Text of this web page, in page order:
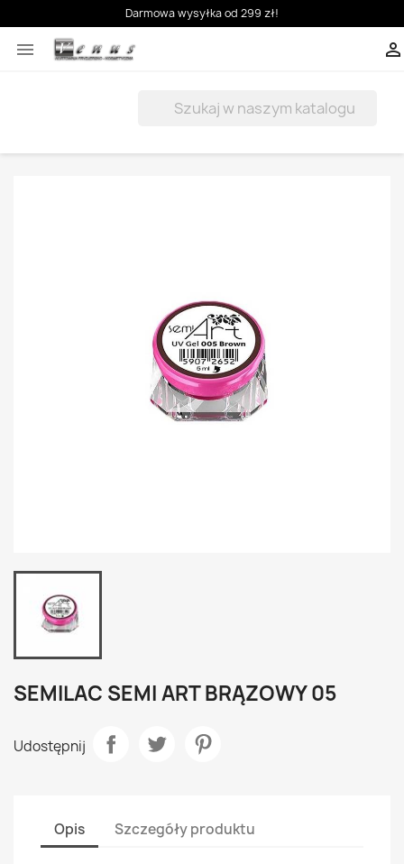
Darmowa wysyłka od 299 zł!
 
SEMILAC SEMI ART BRĄZOWY 05
Udostępnij
Opis Szczegóły produktu